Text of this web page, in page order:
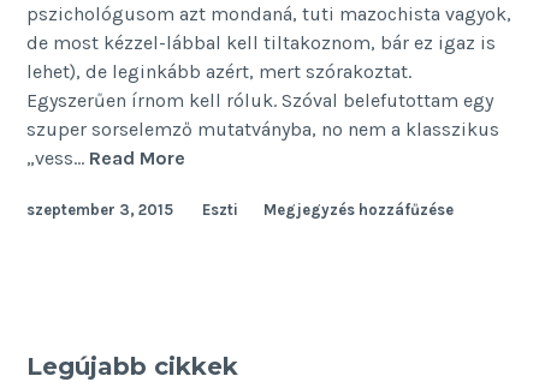
pszichológusom azt mondaná, tuti mazochista vagyok,
de most kézzel-lábbal kell tiltakoznom, bár ez igaz is
lehet), de leginkább azért, mert szórakoztat.
Egyszerűen írnom kell róluk. Szóval belefutottam egy
szuper sorselemző mutatványba, no nem a klasszikus
„vess… Read More
jóslat
szeptember 3, 2015 Eszti Megjegyzés hozzáfűzése
Legújabb cikkek